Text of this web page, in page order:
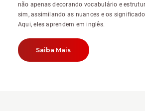
não apenas decorando vocabulário e
sim, assimilando as nuances e os
Aqui, eles aprendem em inglês.
Saiba Mais